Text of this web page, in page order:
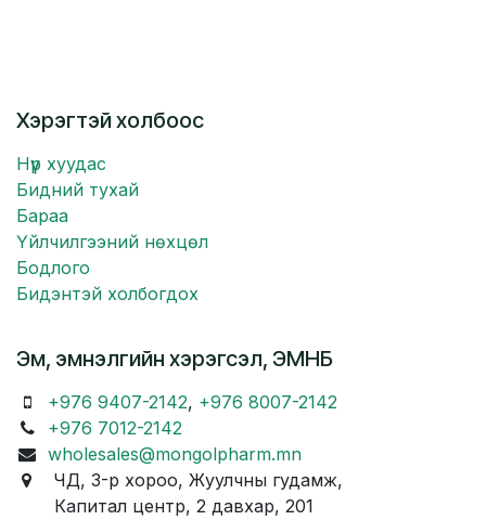
Хэрэгтэй холбоос
Нүүр хуудас
Бидний тухай
Бараа
Үйлчилгээний нөхцөл
Бодлого
Бидэнтэй холбогдох
Эм, эмнэлгийн хэрэгсэл, ЭМНБ
+976 9407-2142, +976 8007-2142
+976 7012-2142
wholesales@mongolpharm.mn
ЧД, 3-р хороо, Жуулчны гудамж,
Капитал центр, 2 давхар, 201